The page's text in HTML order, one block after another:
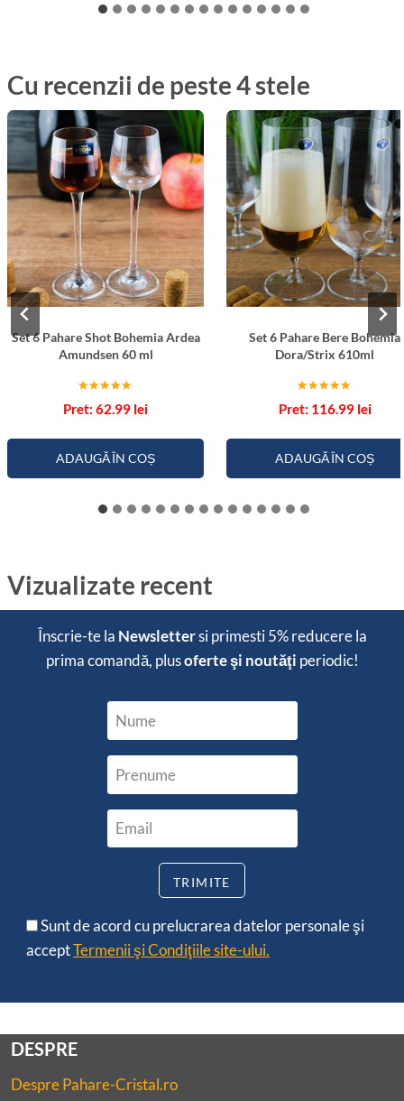
Cu recenzii de peste 4 stele
Set 6 Pahare Shot Bohemia Ardea
Amundsen 60 ml
5.00
62.99 lei
ADAUGĂ ÎN COȘ
Set 6 Pahare Bere Bohemia
Dora/Strix 610ml
5.00
116.99 lei
ADAUGĂ ÎN COȘ
Vizualizate recent
Înscrie-te la Newslettersi primesti5% reducerela
prima comandă, plusoferte şi noutăţi periodic!
Sunt de acord cu prelucrarea datelor personale şi
acceptTermenii şi Condiţiile site-ului.
DESPRE
Despre Pahare-Cristal.ro